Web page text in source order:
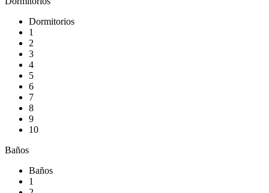
Dormitorios
1
2
3
4
5
6
7
8
9
10
Baños
Baños
1